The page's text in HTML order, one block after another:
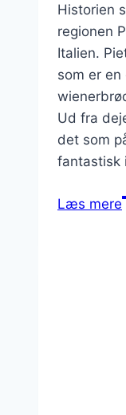
Historien
regionen
Italien.
som er
Ud fra
det som
fantastisk
Læs mere